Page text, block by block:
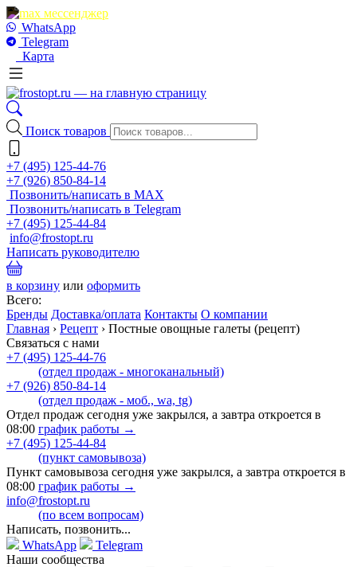
WhatsApp
Telegram
Карта
Поиск товаров
+7 (495) 125-44-76
+7 (926) 850-84-14
Позвонить/написать в MAX
Позвонить/написать в Telegram
+7 (495) 125-44-84
info@frostopt.ru
Написать руководителю
в корзину или оформить
Всего:
Бренды Доставка/оплата Контакты О компании
Главная › Рецепт › Постные овощные галеты (рецепт)
Связаться с нами
+7 (495) 125-44-76
(отдел продаж - многоканальный)
+7 (926) 850-84-14
(отдел продаж - моб., wa, tg)
Отдел продаж сегодня уже закрылся, а завтра откроется в
08:00 график работы →
+7 (495) 125-44-84
(пункт самовывоза)
Пункт самовывоза сегодня уже закрылся, а завтра откроется в
08:00 график работы →
info@frostopt.ru
(по всем вопросам)
Написать, позвонить...
WhatsApp
Telegram
Наши сообщества